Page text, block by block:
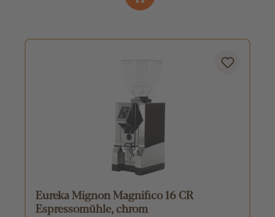
Eureka Mignon Magnifico 16 CR
Espressomühle, chrom